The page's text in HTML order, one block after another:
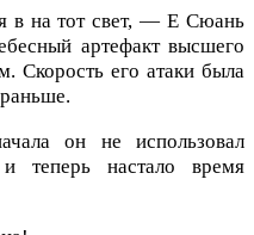
в на тот свет, — Е Сюань
артефакт высшего
Скорость его атаки была
он не использовал
теперь настало время